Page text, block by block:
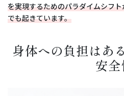
を実現するためのパラダイムシフ
でも起きています。
身体への負担はあ
安全